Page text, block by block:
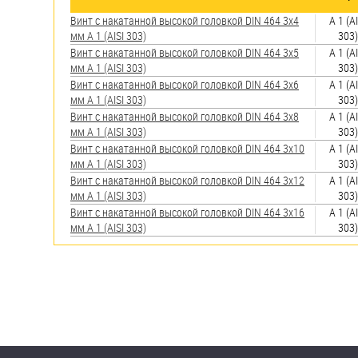
Пробки
Саморезы и шурупы
Стопорные кольца
Такелаж
Хомуты
Шайбы
Винт с накатанной высокой головкой DIN 464 3х4
мм А 1 (AISI 303)
А 1
303)
Винт с накатанной высокой головкой DIN 464 3х5
мм А 1 (AISI 303)
А 1
303)
Винт с накатанной высокой головкой DIN 464 3х6
мм А 1 (AISI 303)
А 1
303)
Винт с накатанной высокой головкой DIN 464 3х8
мм А 1 (AISI 303)
А 1
303)
Винт с накатанной высокой головкой DIN 464 3х10
мм А 1 (AISI 303)
А 1
303)
Винт с накатанной высокой головкой DIN 464 3х12
мм А 1 (AISI 303)
А 1
303)
Винт с накатанной высокой головкой DIN 464 3х16
мм А 1 (AISI 303)
А 1
303)